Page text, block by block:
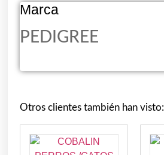
Marca
PEDIGREE
Otros clientes también han visto: